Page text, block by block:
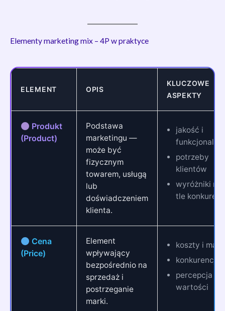
Elementy marketing mix – 4P w praktyce
ELEMENT OPIS
KLUCZOWE
ASPEKTY
Produkt
(Product)
Podstawa
marketingu —
może być
fizycznym
towarem, usługą
lub
doświadczeniem
klienta.
jakość i
potrzeby
klientów
wyróżniki na
tle
Cena
(Price)
Element
wpływający
bezpośrednio na
sprzedaż i
postrzeganie
marki.
koszty i
konkurencja
percepcja
wartości